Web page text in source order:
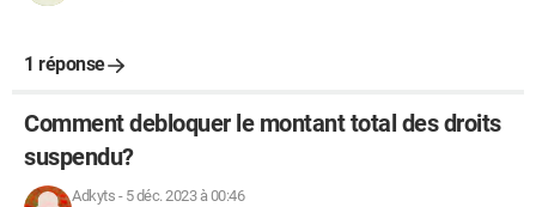
1 réponse
Comment debloquer le montant total des droits
suspendu?
Adkyts - 5 déc. 2023 à 00:46